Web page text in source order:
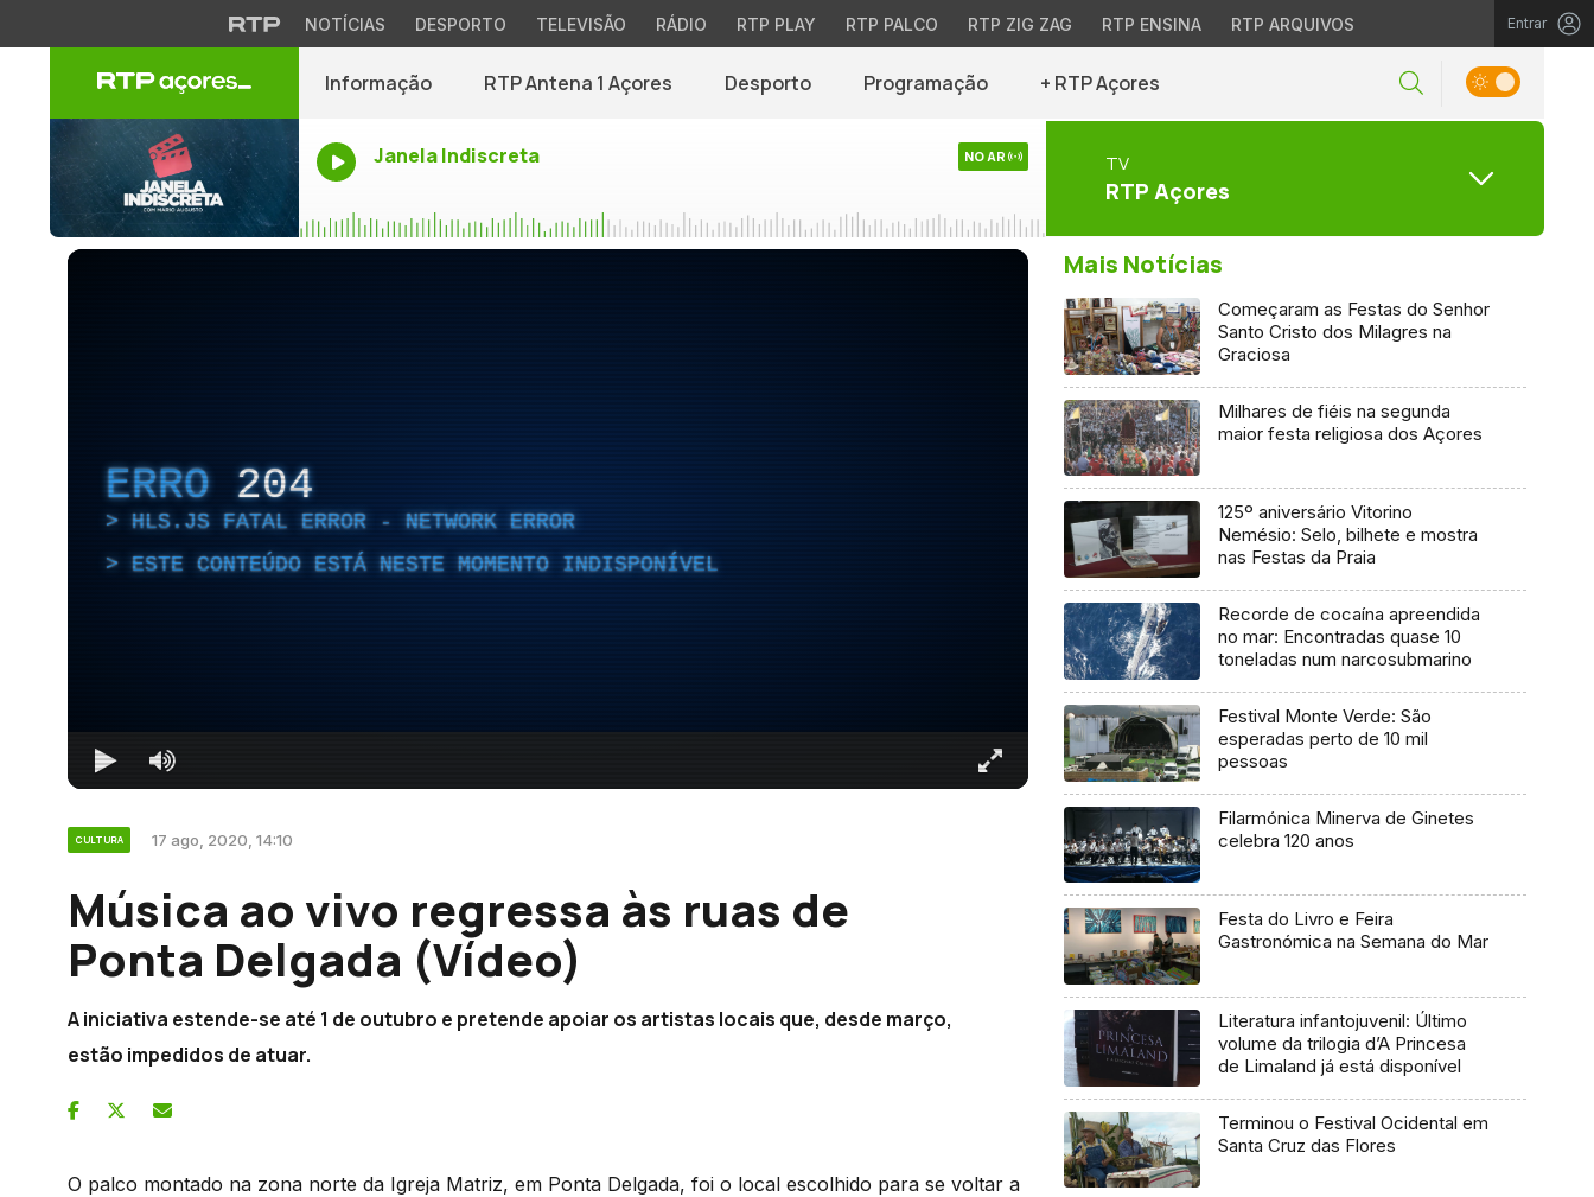
NOTÍCIAS DESPORTO TELEVISÃO RÁDIO RTP PLAY RTP PALCO RTP ZIG ZAG RTP ENSINA RTP ARQUIVOS Entrar
Informação RTP Antena 1 Açores Desporto Programação + RTP Açores
Janela Indiscreta NO AR TV
RTP Açores
ERRO 204
HLS.JS FATAL ERROR - NETWORK ERROR
ESTE CONTEÚDO ESTÁ NESTE MOMENTO INDISPONÍVEL
CULTURA 17 ago, 2020, 14:10
Música ao vivo regressa às ruas de
Ponta Delgada (Vídeo)
A iniciativa estende-se até 1 de outubro e pretende apoiar os artistas locais que, desde março,
estão impedidos de atuar.
O palco montado na zona norte da Igreja Matriz, em Ponta Delgada, foi o local escolhido para se voltar a
Mais Notícias
Começaram as Festas do Senhor
Santo Cristo dos Milagres na
Graciosa
Milhares de fiéis na segunda
maior festa religiosa dos Açores
125º aniversário Vitorino
Nemésio: Selo, bilhete e mostra
nas Festas da Praia
Recorde de cocaína apreendida
no mar: Encontradas quase 10
toneladas num narcosubmarino
Festival Monte Verde: São
esperadas perto de 10 mil
pessoas
Filarmónica Minerva de Ginetes
celebra 120 anos
Festa do Livro e Feira
Gastronómica na Semana do Mar
Literatura infantojuvenil: Último
volume da trilogia d’A Princesa
de Limaland já está disponível
Terminou o Festival Ocidental em
Santa Cruz das Flores